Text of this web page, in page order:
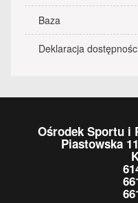
Baza
Deklaracja
Ośrodek Sportu i
Piastowska